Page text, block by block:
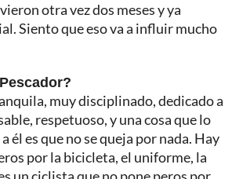
otra vez dos meses y ya
Siento que eso va a influir mucho
muy disciplinado, dedicado a
respetuoso, y una cosa que lo
él es que no se queja por nada. Hay
por la bicicleta, el uniforme, la